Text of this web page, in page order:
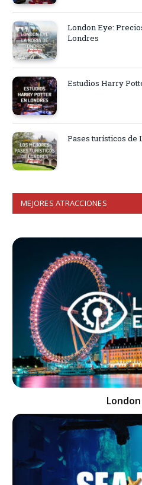
London Eye:
Londres
Estudios Harry
Pases turísticos de
MEJORES ATRACCIONES
London